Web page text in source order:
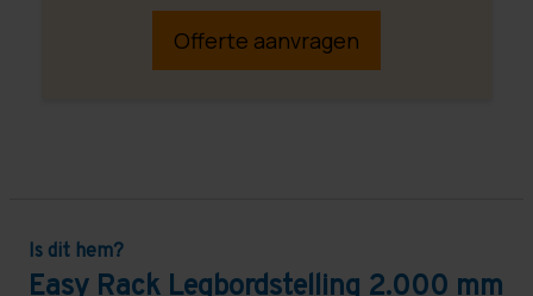
Offerte aanvragen
Is dit hem?
Easy Rack Legbordstelling 2.000 mm